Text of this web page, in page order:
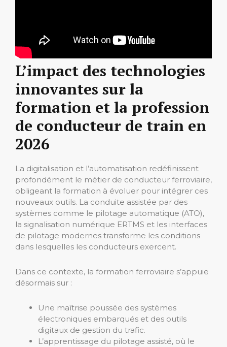
L’impact des technologies
innovantes sur la
formation et la profession
de conducteur de train en
2026
La digitalisation et l’automatisation redéfinissent
profondément le métier de conducteur ferroviaire,
obligeant la formation à évoluer pour intégrer ces
nouveaux outils. La conduite assistée par des
systèmes comme le pilotage automatique (ATO),
la signalisation numérique ERTMS et les interfaces
de pilotage modernes transforme les conditions
dans lesquelles les conducteurs exercent.
Dans ce contexte, la formation ferroviaire s’appuie
désormais sur :
Une maîtrise poussée des systèmes
électroniques embarqués et des outils
digitaux de gestion du trafic.
L’apprentissage du pilotage assisté, où le